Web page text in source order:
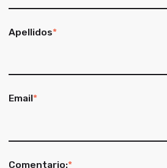
Apellidos*
Email*
Comentario:*